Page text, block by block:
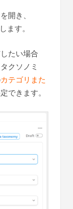
開き、
ます。
たい場合
クソノミ
カテゴリまた
できます。